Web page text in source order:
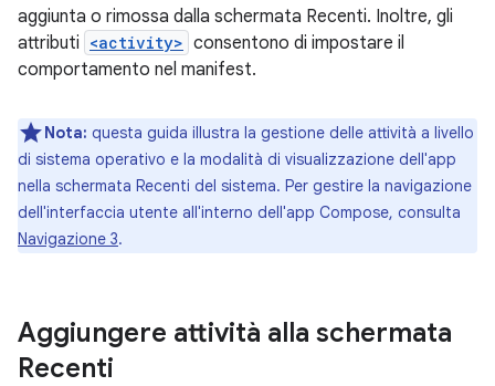
aggiunta o rimossa dalla schermata Recenti. Inoltre, gli
attributi <activity> consentono di impostare il
comportamento nel manifest.
Nota: questa guida illustra la gestione delle attività a livello
di sistema operativo e la modalità di visualizzazione dell'app
nella schermata Recenti del sistema. Per gestire la navigazione
dell'interfaccia utente all'interno dell'app Compose, consulta
Navigazione 3.
Aggiungere attività alla schermata
Recenti